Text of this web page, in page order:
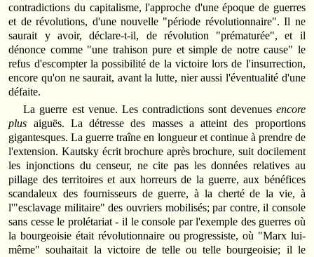
contradictions du capitalisme, l'approche d'une époque de guerres
et de révolutions, d'une nouvelle "période révolutionnaire". Il ne
saurait y avoir, déclare-t-il, de révolution "prématurée", et il
dénonce comme "une trahison pure et simple de notre cause" le
refus d'escompter la possibilité de la victoire lors de l'insurrection,
encore qu'on ne saurait, avant la lutte, nier aussi l'éventualité d'une
défaite.
La guerre est venue. Les contradictions sont devenues encore
plus aiguës. La détresse des masses a atteint des proportions
gigantesques. La guerre traîne en longueur et continue à prendre de
l'extension. Kautsky écrit brochure après brochure, suit docilement
les injonctions du censeur, ne cite pas les données relatives au
pillage des territoires et aux horreurs de la guerre, aux bénéfices
scandaleux des fournisseurs de guerre, à la cherté de la vie, à
l'"esclavage militaire" des ouvriers mobilisés; par contre, il console
sans cesse le prolétariat - il le console par l'exemple des guerres où
la bourgeoisie était révolutionnaire ou progressiste, où "Marx lui-
même" souhaitait la victoire de telle ou telle bourgeoisie; il le